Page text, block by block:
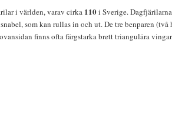
i världen, varav cirka 110i Sverige. Dagfjärilarna
som kan rullas in och ut. De tre benparen (två
finns ofta färgstarka brett triangulära